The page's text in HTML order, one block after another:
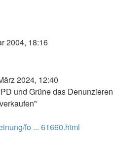
2004, 18:16
2024, 12:40
und Grüne das Denunzieren
fo ... 61660.html